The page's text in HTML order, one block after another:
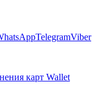
TelegramViber
карт Wallet